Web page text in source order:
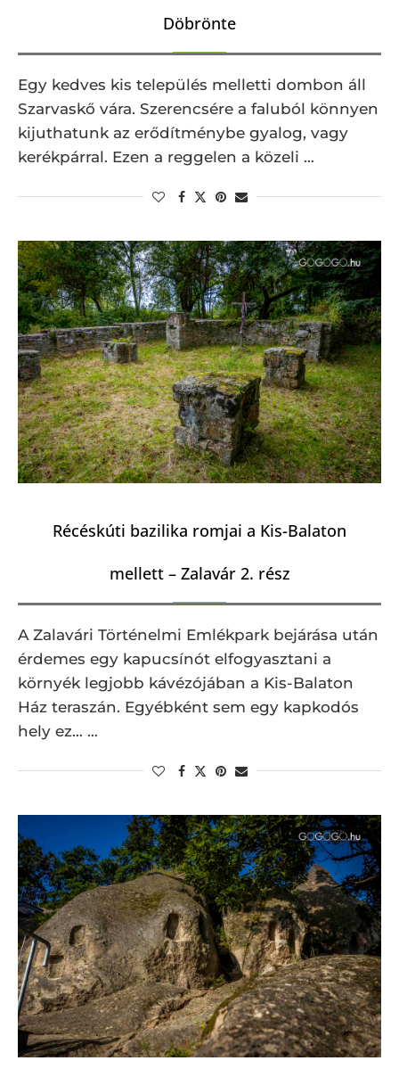
Döbrönte
Egy kedves kis település melletti dombon áll
Szarvaskő vára. Szerencsére a faluból könnyen
kijuthatunk az erődítménybe gyalog, vagy
kerékpárral. Ezen a reggelen a közeli …
Récéskúti bazilika romjai a Kis-Balaton
mellett – Zalavár 2. rész
A Zalavári Történelmi Emlékpark bejárása után
érdemes egy kapucsínót elfogyasztani a
környék legjobb kávézójában a Kis-Balaton
Ház teraszán. Egyébként sem egy kapkodós
hely ez… …